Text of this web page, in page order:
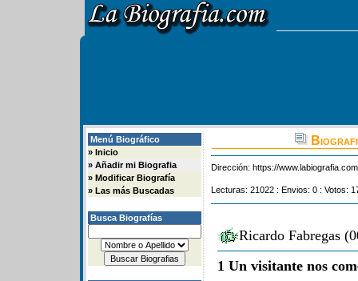
Menú Biográfico
» Inicio
» Añadir mi Biografia
» Modificar Biografía
» Las más Buscadas
Busca Biografías
Dirección: https://
Lecturas: 21022 : Envios: 0 : Votos:
Ricardo Fabregas
1 Un visitante nos